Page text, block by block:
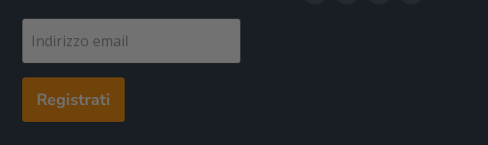
Indirizzo email
Registrati